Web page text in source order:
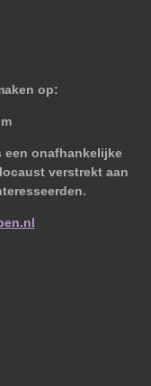
op:
een onafhankelijke
verstrekt aan